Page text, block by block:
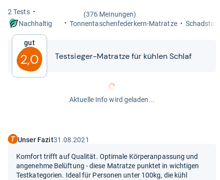
2 Tests
(376 Meinungen)
Nachhaltig
Ton­nen­ta­schen­fe­der­kern-​Matratze
Gut
2,0 Test­sie­ger-​​Matratze für küh­len Schlaf
Aktuelle Info wird geladen...
Unser Fazit31.08.2021
Komfort trifft auf Qualität. Optimale Körperanpassung und
angenehme Belüftung - diese Matratze punktet in wichtigen
Testkategorien. Ideal für Personen unter 100kg, die kühl